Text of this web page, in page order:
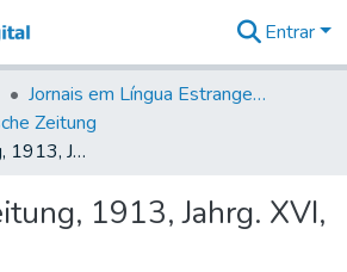
&
Coleções
Tudo na
Biblioteca
Estatísticas
Entrar
Jornais em Língua Estrangeira
Zeitung
Deutsche Zeitung, 1913, Jahrg. XVI, nr. 041
1913, Jahrg. XVI,